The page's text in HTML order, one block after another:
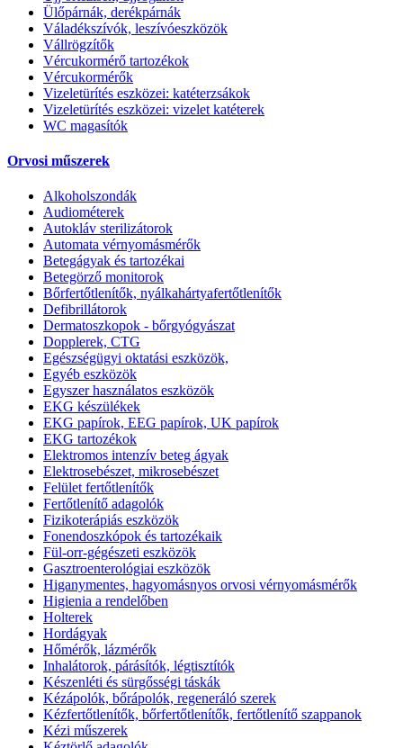
Ülőpárnák, derékpárnák
Váladékszívók, leszívóeszközök
Vállrögzítők
Vércukormérő tartozékok
Vércukormérők
Vizeletürítés eszközei: katéterzsákok
Vizeletürítés eszközei: vizelet katéterek
WC magasítók
Orvosi műszerek
Alkoholszondák
Audiométerek
Autokláv sterilizátorok
Automata vérnyomásmérők
Betegágyak és tartozékai
Betegörző monitorok
Bőrfertőtlenítők, nyálkahártyafertőtlenítők
Defibrillátorok
Dermatoszkopok - bőrgyógyászat
Dopplerek, CTG
Egészségügyi oktatási eszközök,
Egyéb eszközök
Egyszer használatos eszközök
EKG készülékek
EKG papírok, EEG papírok, UK papírok
EKG tartozékok
Elektromos intenzív beteg ágyak
Elektrosebészet, mikrosebészet
Felület fertőtlenítők
Fertőtlenítő adagolók
Fizikoterápiás eszközök
Fonendoszkópok és tartozékaik
Fül-orr-gégészeti eszközök
Gasztroenterológiai eszközök
Higanymentes, hagyomásnyos orvosi vérnyomásmérők
Higienia a rendelőben
Holterek
Hordágyak
Hőmérők, lázmérők
Inhalátorok, párásítók, légtisztítók
Készenléti és sürgősségi táskák
Kézápolók, bőrápolók, regeneráló szerek
Kézfertőtlenítők, bőrfertőtlenítők, fertőtlenítő szappanok
Kézi műszerek